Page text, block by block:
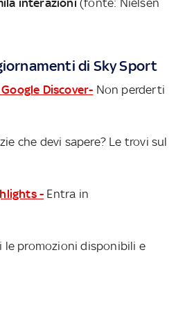
di Sky Sport
Discover- Non perderti
che devi sapere? Le trovi sul
- Entra in
le promozioni disponibili e